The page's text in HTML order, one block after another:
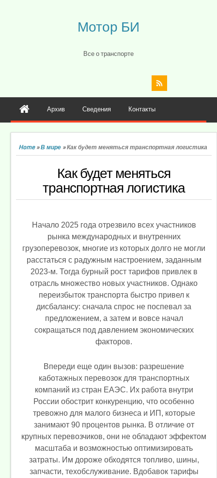
Мотор БИ
Все о транспорте
Архив Сведения Контакты
Home»В мире »Как будет меняться транспортная логистика
Как будет меняться
транспортная логистика
Начало 2025 года отрезвило всех участников
рынка международных и внутренних
грузоперевозок, многие из которых долго не могли
расстаться с радужным настроением, заданным
2023-м. Тогда бурный рост тарифов привлек в
отрасль множество новых участников. Однако
переизбыток транспорта быстро привел к
дисбалансу: сначала спрос не поспевал за
предложением, а затем и вовсе начал
сокращаться под давлением экономических
факторов.
Впереди еще один вызов: разрешение
каботажных перевозок для транспортных
компаний из стран ЕАЭС. Их работа внутри
России обострит конкуренцию, что особенно
тревожно для малого бизнеса и ИП, которые
занимают 90 процентов рынка. В отличие от
крупных перевозчиков, они не обладают эффектом
масштаба и возможностью оптимизировать
затраты. Им дороже обходятся топливо, шины,
запчасти, техобслуживание. Вдобавок тарифы